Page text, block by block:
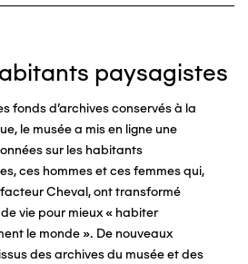
paysagistes
fonds d'archives conservés à la
le musée a mis en ligne une
sur les habitants
ces hommes et ces femmes qui,
Cheval, ont transformé
vie pour mieux « habiter
le monde ». De nouveaux
des archives du musée et des